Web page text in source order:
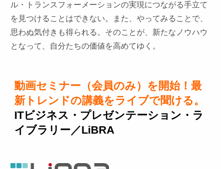
ル・トランスフォーメーションの実現につながる手立て
を見つけることはできない。また、やってみることで、
思わぬ気付きも得られる。そのことが、新たなノウハウ
となって、自分たちの価値を高めてゆく。
動画セミナー（会員のみ）を開始！最
新トレンドの講義をライブで聞ける。
ITビジネス・プレゼンテーション・ラ
イブラリー／LiBRA